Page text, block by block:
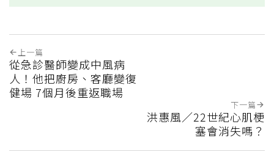
上一篇
從急診醫師變成中風病
人！他把廚房、客廳變復
健場 7個月後重返職場
下一篇
洪惠風／22世紀心肌梗
塞會消失嗎？